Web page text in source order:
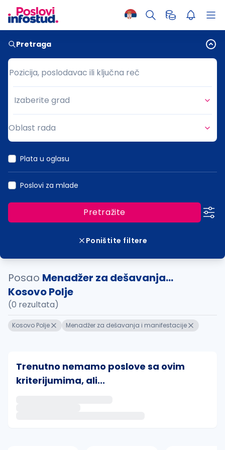
Pretraga
Pozicija, poslodavac ili ključna reč
Pozicija, poslodavac ili ključna reč
Grad
Izaberite grad
Oblast rada
Plata u oglasu
Poslovi za mlade
Pretražite
Poništite filtere
Posao Menadžer za dešavanja...
Kosovo Polje
(0 rezultata)
Kosovo Polje Menadžer za dešavanja i manifestacije
Trenutno nemamo poslove sa ovim
kriterijumima, ali...